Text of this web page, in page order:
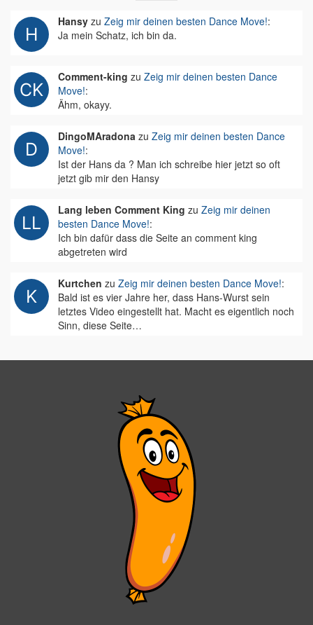
Hansy zu Zeig mir deinen besten Dance Move!:
Ja mein Schatz, ich bin da.
Comment-king zu Zeig mir deinen besten Dance
Move!:
Ähm, okayy.
DingoMAradona zu Zeig mir deinen besten Dance
Move!:
Ist der Hans da ? Man ich schreibe hier jetzt so oft
jetzt gib mir den Hansy
Lang leben Comment King zu Zeig mir deinen
besten Dance Move!:
Ich bin dafür dass die Seite an comment king
abgetreten wird
Kurtchen zu Zeig mir deinen besten Dance Move!:
Bald ist es vier Jahre her, dass Hans-Wurst sein
letztes Video eingestellt hat. Macht es eigentlich noch
Sinn, diese Seite…